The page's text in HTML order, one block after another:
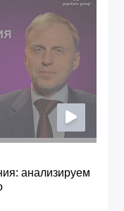
анализируем